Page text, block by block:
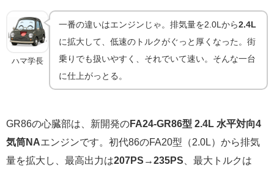
ハマ学長
一番の違いはエンジンじゃ。排気量を2.0Lから2.4L
に拡大して、低速のトルクがぐっと厚くなった。街
乗りでも扱いやすく、それでいて速い。そんな一台
に仕上がっとる。
GR86の心臓部は、新開発のFA24-GR86型 2.4L 水平対向4
気筒NAエンジンです。初代86のFA20型（2.0L）から排気
量を拡大し、最高出力は207PS→235PS 、最大トルクは